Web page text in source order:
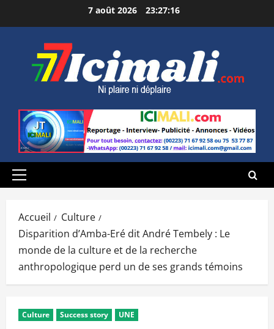
au
7 août 2026 23:27:17
Menu
Accueil
Culture
Disparition d’Amba-Eré dit André Tembely : Le
monde de la culture et de la recherche
anthropologique perd un de ses grands témoins
Culture Success story UNE